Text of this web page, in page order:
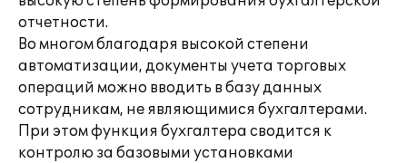
отчетности.
Во многом благодаря высокой степени
автоматизации, документы учета торговых
операций можно вводить в базу данных
сотрудникам, не являющимися бухгалтерами.
При этом функция бухгалтера сводится к
контролю за базовыми установками